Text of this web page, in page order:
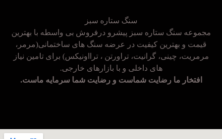
سنگ ستاره سبز
مجموعه سنگ ستاره سبز پیشرو درفروش بی واسطه با بهترین
قیمت و بهترین کیفیت در عرضه سنگ های ساختمانی(مرمر،
مرمریت، چینی، گرانیت، تراورتن ، ترااونیکس) برای تامین نیاز
های داخلی و با بازارهای خارجی.
افتخار ما رضایت شماست و رضایت شما سرمایه ماست.